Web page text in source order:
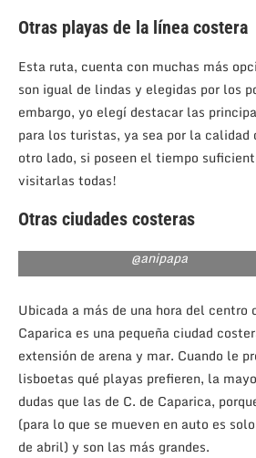
Otras playas de la línea costera
Esta ruta, cuenta con muchas más
son igual de lindas y elegidas por los
embargo, yo elegí destacar las
para los turistas, ya sea por la calidad
otro lado, si poseen el tiempo
visitarlas todas!
Otras ciudades costeras
@anipapa
Ubicada a más de una hora del centro
Caparica es una pequeña ciudad
extensión de arena y mar. Cuando le
lisboetas qué playas prefieren, la
dudas que las de C. de Caparica,
(para lo que se mueven en auto es
de abril) y son las más grandes.